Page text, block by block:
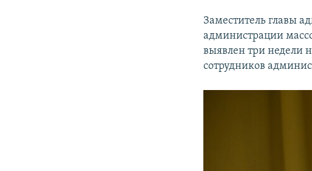
Заместитель главы
администрации
выявлен три недели
сотрудников